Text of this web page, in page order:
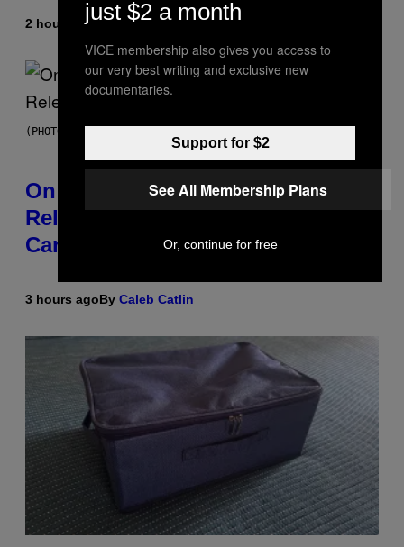
2 hours agoByDan Milam
(PHOTO BY GARY GERSHOFF/WIREIMAGE)
On This Day 13 Years Ago, Drake
Released the Best Song of His
Career
3 hours agoBy Caleb Catlin
just $2 a month
VICE membership also gives you access to
our very best writing and exclusive new
documentaries.
Support for $2
See All Membership Plans
Or, continue for free